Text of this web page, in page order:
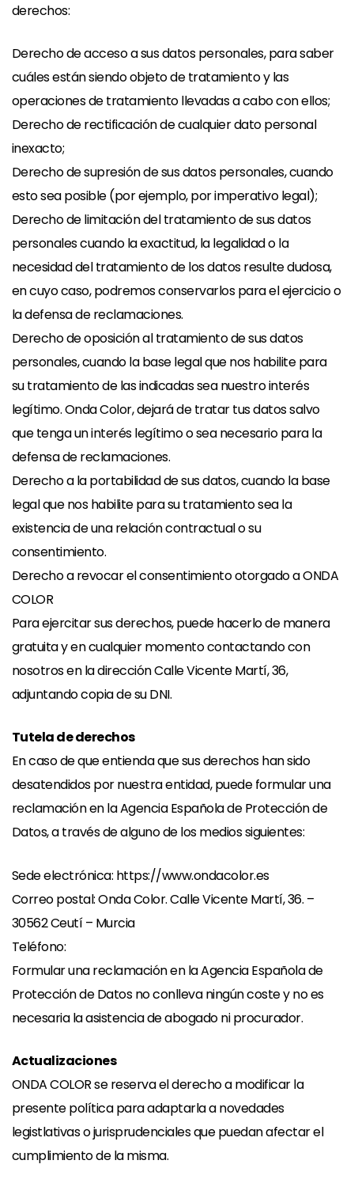
derechos:
Derecho de acceso a sus datos personales, para saber
cuáles están siendo objeto de tratamiento y las
operaciones de tratamiento llevadas a cabo con ellos;
Derecho de rectificación de cualquier dato personal
inexacto;
Derecho de supresión de sus datos personales, cuando
esto sea posible (por ejemplo, por imperativo legal);
Derecho de limitación del tratamiento de sus datos
personales cuando la exactitud, la legalidad o la
necesidad del tratamiento de los datos resulte dudosa,
en cuyo caso, podremos conservarlos para el ejercicio o
la defensa de reclamaciones.
Derecho de oposición al tratamiento de sus datos
personales, cuando la base legal que nos habilite para
su tratamiento de las indicadas sea nuestro interés
legítimo. Onda Color, dejará de tratar tus datos salvo
que tenga un interés legítimo o sea necesario para la
defensa de reclamaciones.
Derecho a la portabilidad de sus datos, cuando la base
legal que nos habilite para su tratamiento sea la
existencia de una relación contractual o su
consentimiento.
Derecho a revocar el consentimiento otorgado a ONDA
COLOR
Para ejercitar sus derechos, puede hacerlo de manera
gratuita y en cualquier momento contactando con
nosotros en la dirección Calle Vicente Martí, 36,
adjuntando copia de su DNI.
Tutela de derechos
En caso de que entienda que sus derechos han sido
desatendidos por nuestra entidad, puede formular una
reclamación en la Agencia Española de Protección de
Datos, a través de alguno de los medios siguientes:
Sede electrónica: https://www.ondacolor.es
Correo postal: Onda Color. Calle Vicente Martí, 36. –
30562 Ceutí – Murcia
Teléfono:
Formular una reclamación en la Agencia Española de
Protección de Datos no conlleva ningún coste y no es
necesaria la asistencia de abogado ni procurador.
Actualizaciones
ONDA COLOR se reserva el derecho a modificar la
presente política para adaptarla a novedades
legistlativas o jurisprudenciales que puedan afectar el
cumplimiento de la misma.